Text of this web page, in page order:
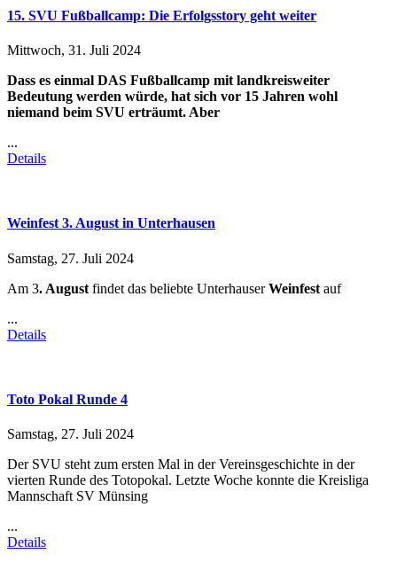
15. SVU Fußballcamp: Die Erfolgsstory geht weiter
Mittwoch, 31. Juli 2024
Dass es einmal DAS Fußballcamp mit landkreisweiter
Bedeutung werden würde, hat sich vor 15 Jahren wohl
niemand beim SVU erträumt. Aber
...
Details
Weinfest 3. August in Unterhausen
Samstag, 27. Juli 2024
Am 3. August findet das beliebte UnterhauserWeinfest auf
...
Details
Toto Pokal Runde 4
Samstag, 27. Juli 2024
Der SVU steht zum ersten Mal in der Vereinsgeschichte in der
vierten Runde des Totopokal. Letzte Woche konnte die Kreisliga
Mannschaft SV Münsing
...
Details